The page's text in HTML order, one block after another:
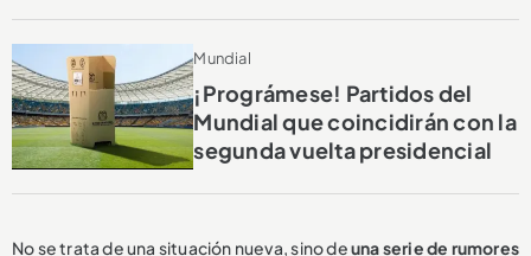
Mundial
¡Prográmese! Partidos del
Mundial que coincidirán con la
segunda vuelta presidencial
No se trata de una situación nueva, sino deuna serie de rumores